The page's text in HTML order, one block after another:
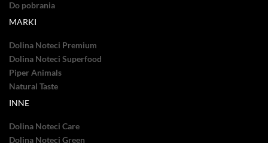
Do pobrania
MARKI
Dolina Noteci Premium
Dolina Noteci Superfood
Piper Animals
Natural Taste
INNE
Dolina Noteci Care
Dolina Noteci Green